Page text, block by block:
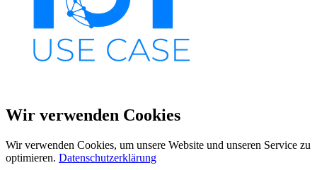
Wir verwenden Cookies
Wir verwenden Cookies, um unsere Website und unseren Service zu
optimieren. Datenschutzerklärung